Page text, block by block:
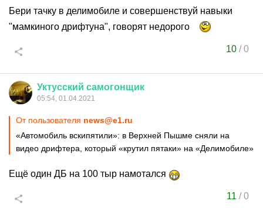
Бери тачку в делимобиле и совершенствуй навыки
"мамкиного дрифтуна", говорят недорого
10 /0
Уктусский самогонщик
05:54, 01.04.2021
От пользователя news@e1.ru
«Автомобиль вскипятили»: в Верхней Пышме сняли на
видео дрифтера, который «крутил пятаки» на «Делимобиле»
Ещё один ДБ на 100 тыр намотался
11 /0